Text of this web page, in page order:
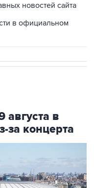
новостей сайта
в официальном
августа в
за концерта